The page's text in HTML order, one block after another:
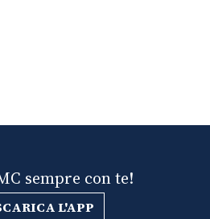
sempre con te!
L'APP